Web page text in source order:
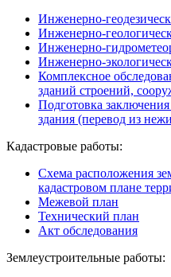
Инженерно-
Инженерно-
Инженерно-
Инженерно-
Комплексное
зданий строений,
Подготовка
здания (перевод из
Кадастровые работы:
Схема расположения
кадастровом плане
Межевой план
Технический план
Акт обследования
Землеустроительные работы: